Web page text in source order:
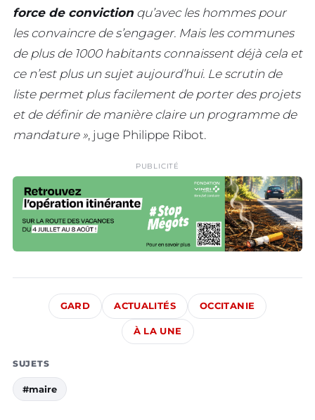
force de conviction qu’avec les hommes pour
les convaincre de s’engager. Mais les communes
de plus de 1000 habitants connaissent déjà cela et
ce n’est plus un sujet aujourd’hui. Le scrutin de
liste permet plus facilement de porter des projets
et de définir de manière claire un programme de
mandature », juge Philippe Ribot.
PUBLICITÉ
GARD ACTUALITÉS OCCITANIE
À LA UNE
SUJETS
#maire